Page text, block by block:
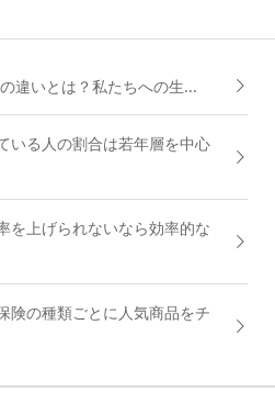
違いとは？私たちへの生...
いる人の割合は若年層を中心
を上げられないなら効率的な
険の種類ごとに人気商品をチ